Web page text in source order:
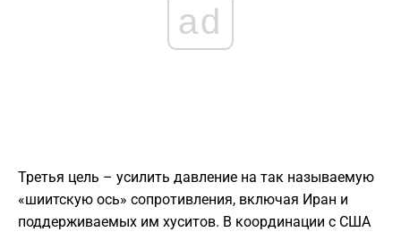
ad
Третья цель – усилить давление на так называемую
«шиитскую ось» сопротивления, включая Иран и
поддерживаемых им хуситов. В координации с США